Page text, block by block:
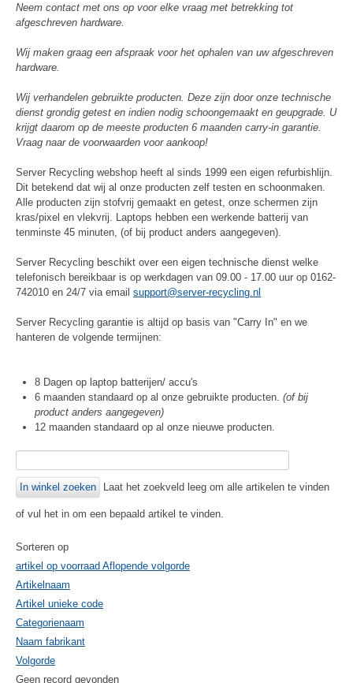
Neem contact met ons op voor elke vraag met betrekking tot
afgeschreven hardware.
Wij maken graag een afspraak voor het ophalen van uw afgeschreven
hardware.
Wij verhandelen gebruikte producten. Deze zijn door onze technische
dienst grondig getest en indien nodig schoongemaakt en geupgrade. U
krijgt daarom op de meeste producten 6 maanden carry-in garantie.
Vraag naar de voorwaarden voor aankoop!
Server Recycling webshop heeft al sinds 1999 een eigen refurbishlijn.
Dit betekend dat wij al onze producten zelf testen en schoonmaken.
Alle producten zijn stofvrij gemaakt en getest, onze schermen zijn
kras/pixel en vlekvrij. Laptops hebben een werkende batterij van
tenminste 45 minuten, (of bij product anders aangegeven).
Server Recycling beschikt over een eigen technische dienst welke
telefonisch bereikbaar is op werkdagen van 09.00 - 17.00 uur op 0162-
742010 en 24/7 via email support@server-recycling.nl
Server Recycling garantie is altijd op basis van "Carry In" en we
hanteren de volgende termijnen:
8 Dagen op laptop batterijen/ accu's
6 maanden standaard op al onze gebruikte producten. (of bij
product anders aangegeven)
12 maanden standaard op al onze nieuwe producten.
Laat het zoekveld leeg om alle artikelen te vinden
of vul het in om een bepaald artikel te vinden.
Sorteren op
artikel op voorraad Aflopende volgorde
Artikelnaam
Artikel unieke code
Categorienaam
Naam fabrikant
Volgorde
Geen record gevonden